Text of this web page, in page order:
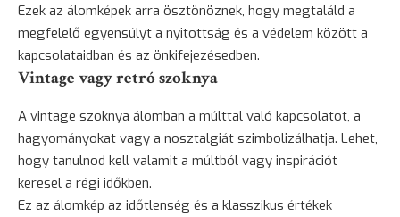
Ezek az álomképek arra ösztönöznek, hogy megtaláld a
megfelelő egyensúlyt a nyitottság és a védelem között a
kapcsolataidban és az önkifejezésedben.
Vintage vagy retró szoknya
A vintage szoknya álomban a múlttal való kapcsolatot, a
hagyományokat vagy a nosztalgiát szimbolizálhatja. Lehet,
hogy tanulnod kell valamit a múltból vagy inspirációt
keresel a régi időkben.
Ez az álomkép az időtlenség és a klasszikus értékek